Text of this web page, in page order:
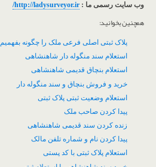
وب سایت رسمی ما : http://ladysurveyor.ir/
همچنین بخوانید:
پلاک ثبتی اصلی فرعی ملک را چگونه بفهمیم
استعلام سند منگوله دار شاهنشاهی
استعلام بنچاق قدیمی شاهنشاهی
خرید و فروش بنچاق و سند منگوله دار
استعلام وضعیت ثبتی پلاک ثبتی
پیدا کردن صاحب ملک
زنده کردن سند قدیمی شاهنشاهی
پیدا کردن نام و شماره تلفن مالک
استعلام پلاک ثبتی با کد پستی